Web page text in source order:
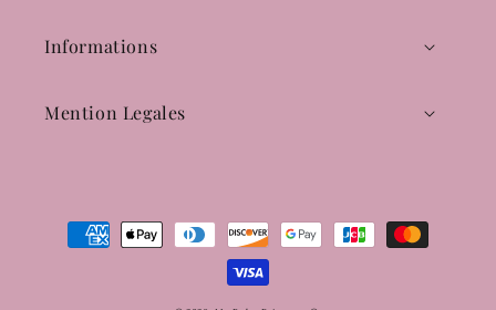
Informations
Mention Legales
Moyens